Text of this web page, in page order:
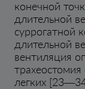
конечной
длительной
суррогатной
длительной
вентиляция
легких